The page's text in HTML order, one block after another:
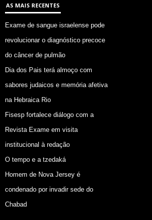
AS MAIS RECENTES
Exame de sangue israelense pode
revolucionar o diagnóstico precoce
do câncer de pulmão
Dia dos Pais terá almoço com
sabores judaicos e memória afetiva
na Hebraica Rio
Fisesp fortalece diálogo com a
Revista Exame em visita
institucional à redação
O tempo e a tzedaká
Homem de Nova Jersey é
condenado por invadir sede do
Chabad